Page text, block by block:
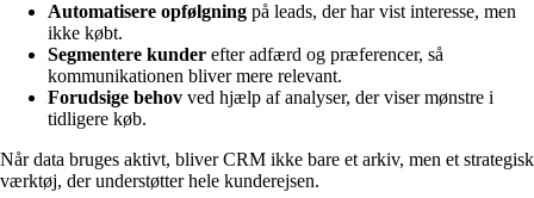
Automatisere opfølgning på leads, der har vist interesse, men
ikke købt.
Segmentere kunder efter adfærd og præferencer, så
kommunikationen bliver mere relevant.
Forudsige behov ved hjælp af analyser, der viser mønstre i
tidligere køb.
Når data bruges aktivt, bliver CRM ikke bare et arkiv, men et strategisk
værktøj, der understøtter hele kunderejsen.